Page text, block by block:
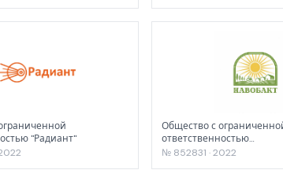
"Радиант"
Общество с
ответственностью
"ТРАНСАГРОПАРТНЕР-
№ 852831 · 2022